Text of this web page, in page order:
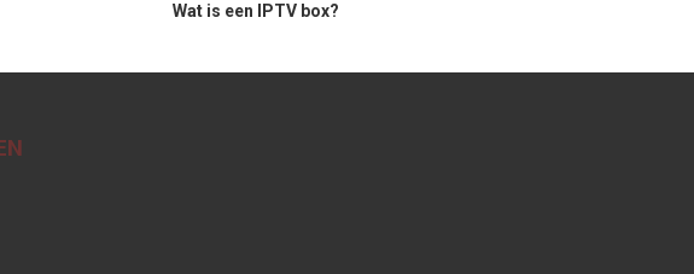
Wat is een IPTV box?